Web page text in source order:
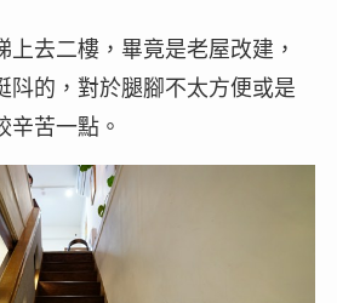
上去二樓，畢竟是老屋改建，
阧的，對於腿腳不太方便或是
辛苦一點。